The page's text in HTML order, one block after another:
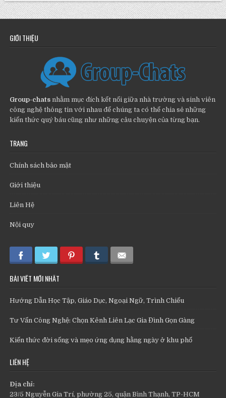
GIỚI THIỆU
Group-chats nhằm mục đích kết nối giữa nhà trường và sinh viên
công nghệ thông tin với nhau để chúng ta có thể chia sẻ những
kiến thức quý báu cũng như những câu chuyện của từng bạn.
TRANG
Chính sách bảo mật
Giới thiệu
Liên Hệ
Nội quy
BÀI VIẾT MỚI NHẤT
Hướng Dẫn Học Tập, Giáo Dục, Ngoại Ngữ, Trình Chiếu
Tư Vấn Công Nghệ: Chọn Kênh Liên Lạc Gia Đình Gọn Gàng
Kiến thức đời sống và mẹo ứng dụng hằng ngày ở khu phố
LIÊN HỆ
Địa chỉ:
23/5 Nguyễn Gia Trí, phường 25, quận Bình Thạnh, TP-HCM